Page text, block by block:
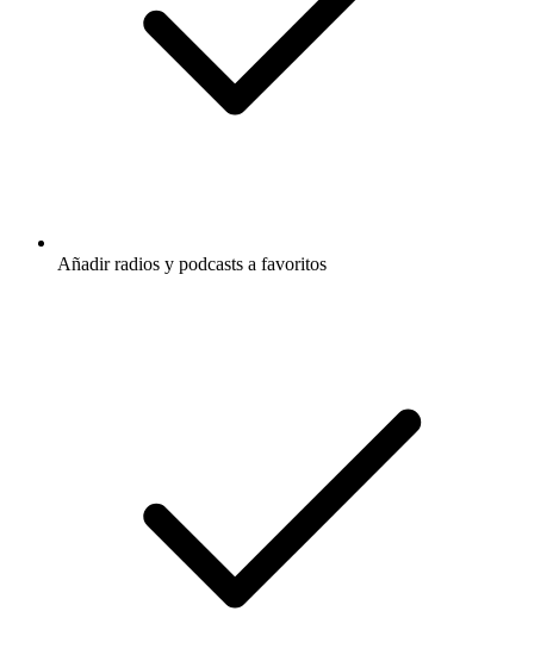
Añadir radios y podcasts a favoritos